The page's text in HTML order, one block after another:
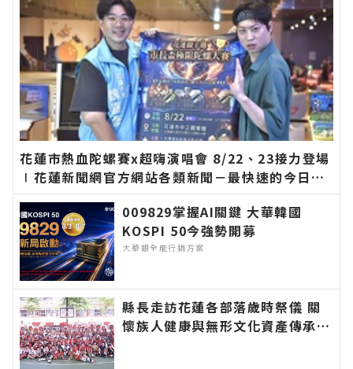
花蓮市熱血陀螺賽x超嗨演唱會 8/22、23接力登場
∣花蓮新聞網官方網站各類新聞－最快速的今日新
聞報導 最新的在地資訊！
009829掌握AI關鍵 大華韓國
KOSPI 50今強勢開募
大華銀全能行銷方案
縣長走訪花蓮各部落歲時祭儀 關
懷族人健康與無形文化資產傳承：